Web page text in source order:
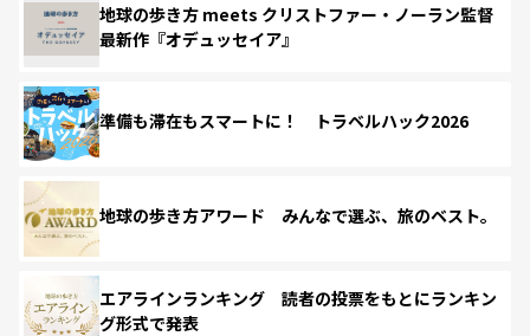
地球の歩き方 meets クリストファー・ノーラン監督
最新作『オデュッセイア』
準備も滞在もスマートに！ トラベルハック2026
地球の歩き方アワード みんなで選ぶ、旅のベスト。
エアラインランキング 読者の投票をもとにランキン
グ形式で発表